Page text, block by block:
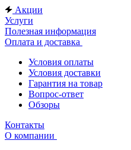
Акции
Услуги
Полезная информация
Оплата и доставка
Условия оплаты
Условия доставки
Гарантия на товар
Вопрос-ответ
Обзоры
Контакты
О компании